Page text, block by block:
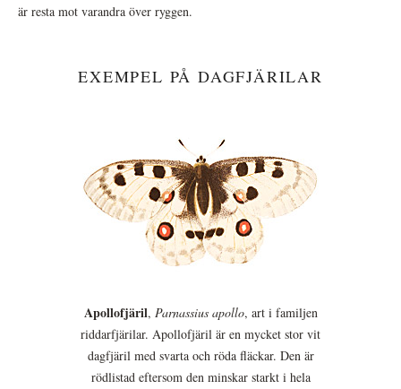
är resta mot varandra över ryggen.
EXEMPEL PÅ DAGFJÄRILAR
Apollofjäril, Parnassius apollo, art i familjen
riddarfjärilar. Apollofjäril är en mycket stor vit
dagfjäril med svarta och röda fläckar. Den är
rödlistad eftersom den minskar starkt i hela